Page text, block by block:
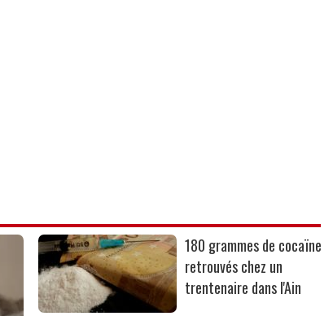
180 grammes de cocaïne
retrouvés chez un
trentenaire dans l'Ain